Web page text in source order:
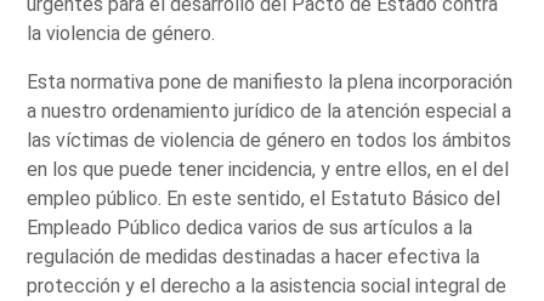
la violencia de género.
Esta normativa pone de manifiesto la plena incorporación
a nuestro ordenamiento jurídico de la atención especial a
las víctimas de violencia de género en todos los ámbitos
en los que puede tener incidencia, y entre ellos, en el del
empleo público. En este sentido, el Estatuto Básico del
Empleado Público dedica varios de sus artículos a la
regulación de medidas destinadas a hacer efectiva la
protección y el derecho a la asistencia social integral de